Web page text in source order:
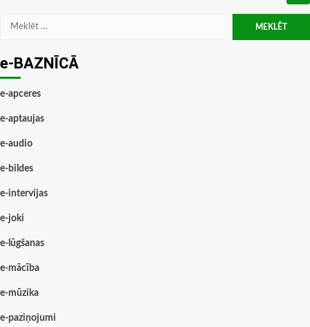
Meklēt:
e-BAZNĪCĀ
e-apceres
e-aptaujas
e-audio
e-bildes
e-intervijas
e-joki
e-lūgšanas
e-mācība
e-mūzika
e-paziņojumi